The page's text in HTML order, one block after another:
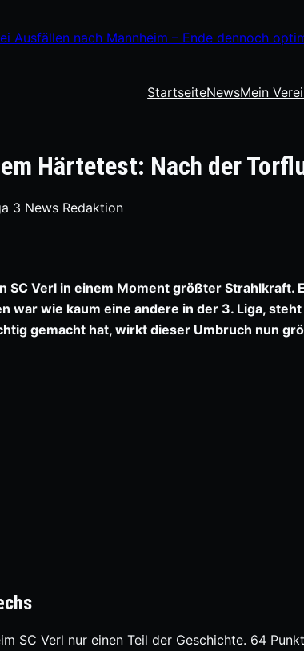
Ausfällen nach Mannheim – Ende dennoch
StartseiteNewsMein
Härtetest: Nach der
3 News Redaktion
SC Verl in einem Moment größter Strahlkraft.
war wie kaum eine andere in der 3. Liga,
gemacht hat, wirkt dieser Umbruch nun
SC Verl nur einen Teil der Geschichte. 64